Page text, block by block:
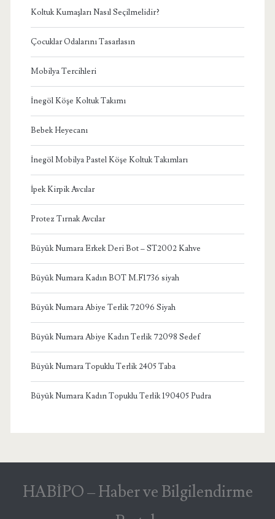
Koltuk Kumaşları Nasıl Seçilmelidir?
Çocuklar Odalarını Tasarlasın
Mobilya Tercihleri
İnegöl Köşe Koltuk Takımı
Bebek Heyecanı
İnegöl Mobilya Pastel Köşe Koltuk Takımları
İpek Kirpik Avcılar
Protez Tırnak Avcılar
Büyük Numara Erkek Deri Bot – ST2002 Kahve
Büyük Numara Kadın BOT M.F1736 siyah
Büyük Numara Abiye Terlik 72096 Siyah
Büyük Numara Abiye Kadın Terlik 72098 Sedef
Büyük Numara Topuklu Terlik 2405 Taba
Büyük Numara Kadın Topuklu Terlik 190405 Pudra
HABİPO – Haber ve Bilgilendirme